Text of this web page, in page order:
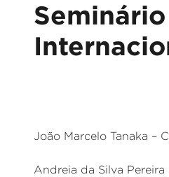
Seminário
João Marcelo Tanaka –
Andreia da Silva Pereira